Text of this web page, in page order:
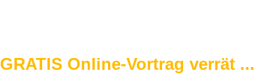
GRATIS Online-Vortrag verrät ...